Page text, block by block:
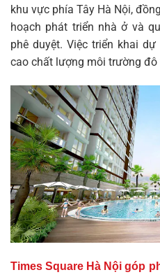
khu vực phía Tây Hà Nội,
hoạch phát triển nhà ở và
phê duyệt. Việc triển khai
cao chất lượng môi trường
Times Square Hà Nội góp